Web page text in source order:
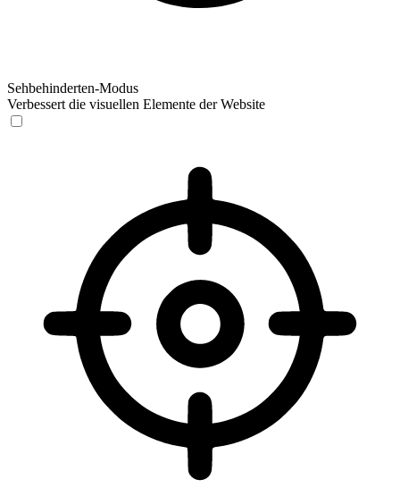
Sehbehinderten-Modus
Verbessert die visuellen Elemente der Website